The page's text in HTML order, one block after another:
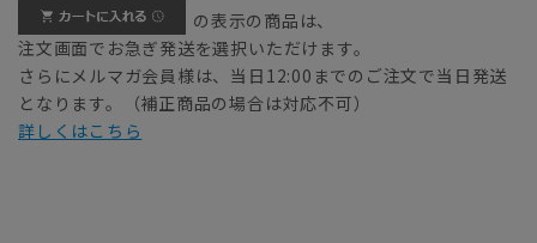
の表示の商品は、
注文画面でお急ぎ発送を選択いただけます。
さらにメルマガ会員様は、当日12:00までのご注文で当日発送
となります。（補正商品の場合は対応不可）
詳しくはこちら